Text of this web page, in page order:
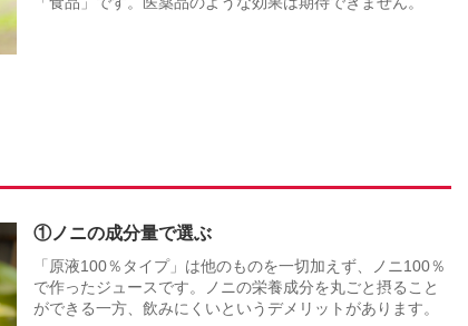
①ノニの成分量で選ぶ
「原液100％タイプ」は他のものを一切加えず、ノニ100％
で作ったジュースです。ノニの栄養成分を丸ごと摂ること
ができる一方、飲みにくいというデメリットがあります。